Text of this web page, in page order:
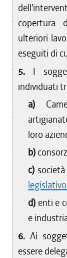
copertura
ulteriori
eseguiti di
5. I
individuati
a)
loro
b)
c)
d) enti e
e
6.Ai
essere